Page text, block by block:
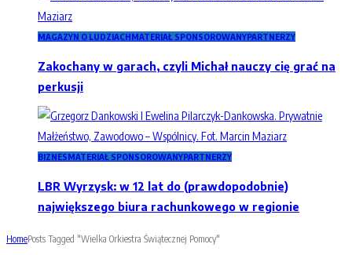
MAGAZYN O LUDZIACHMATERIAŁ SPONSOROWANYPARTNERZY
Zakochany w garach, czyli Michał nauczy cię grać na
perkusji
BIZNESMATERIAŁ SPONSOROWANYPARTNERZY
LBR Wyrzysk: w 12 lat do (prawdopodobnie)
największego biura rachunkowego w regionie
HomePosts Tagged "Wielka Orkiestra Świątecznej Pomocy"